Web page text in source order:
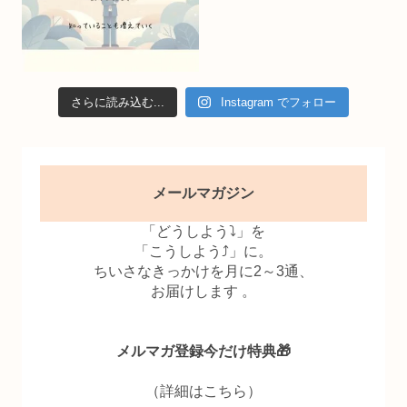
さらに読み込む... Instagram でフォロー
メールマガジン
「どうしよう⤵」を
「こうしよう⤴」に。
ちいさなきっかけを月に2～3通、
お届けします 。
メルマガ登録今だけ特典🎁
（詳細はこちら）